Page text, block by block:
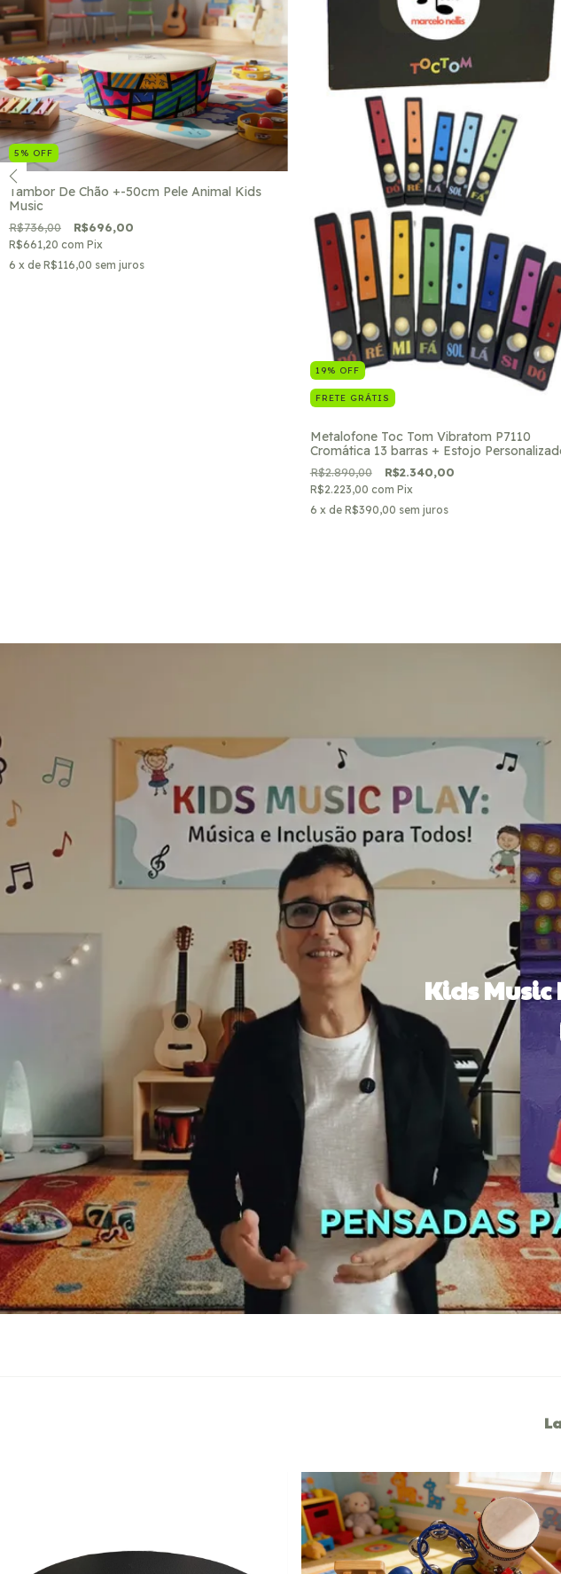
5 % OFF
Tambor De Chão +-50cm Pele Animal Kids
Music
R$736,00 R$696,00
R$661,20 com Pix
6 x de R$116,00 sem juros
19% OFF
FRETE GRÁTIS
Metalofone Toc Tom Vibratom P7110
Cromática 13 barras + Estojo
Partituras PDF Kids Music
R$2.890,00 R$2.340,00
R$2.223,00 com Pix
6 x de R$390,00 sem juros
Kids